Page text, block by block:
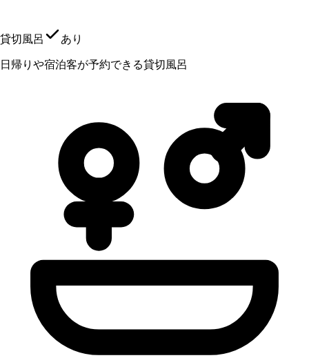
貸切風呂 あり
日帰りや宿泊客が予約できる貸切風呂